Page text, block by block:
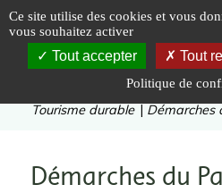
Accueil | Valoriser
Tourisme durable | Démarches
Démarches du
Panneau de gestion des cookies
Ce site utilise des cookies et vous
vous souhaitez activer
Tout accepter Tout
Politique de